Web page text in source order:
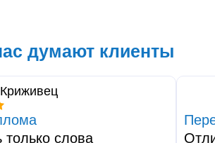
думают клиенты
только слова